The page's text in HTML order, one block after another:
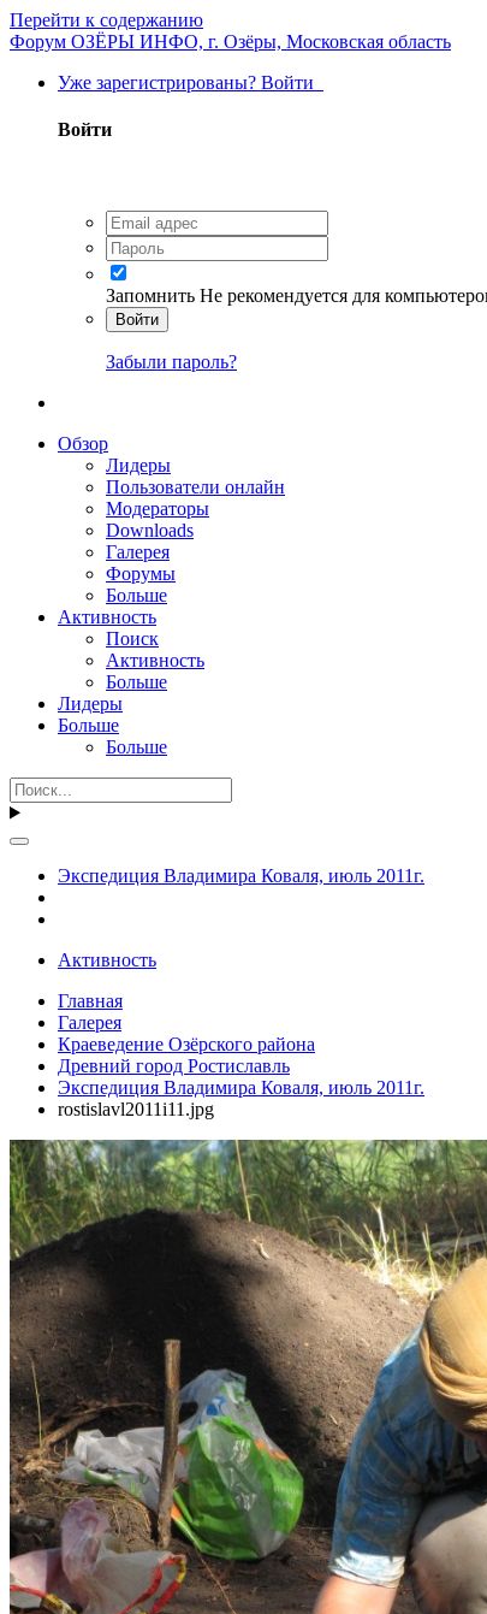
Перейти к содержанию
Форум ОЗЁРЫ ИНФО, г. Озёры, Московская область
Уже зарегистрированы? Войти
Войти
Запомнить Не рекомендуется для
Войти
Забыли пароль?
Обзор
Лидеры
Пользователи онлайн
Модераторы
Downloads
Галерея
Форумы
Больше
Активность
Поиск
Активность
Больше
Лидеры
Больше
Больше
Экспедиция Владимира Коваля, июль 2011г.
Активность
Главная
Галерея
Краеведение Озёрского района
Древний город Ростиславль
Экспедиция Владимира Коваля, июль 2011г.
rostislavl2011i11.jpg